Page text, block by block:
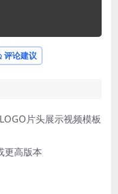
评论建议
片头展示视频模板
更高版本